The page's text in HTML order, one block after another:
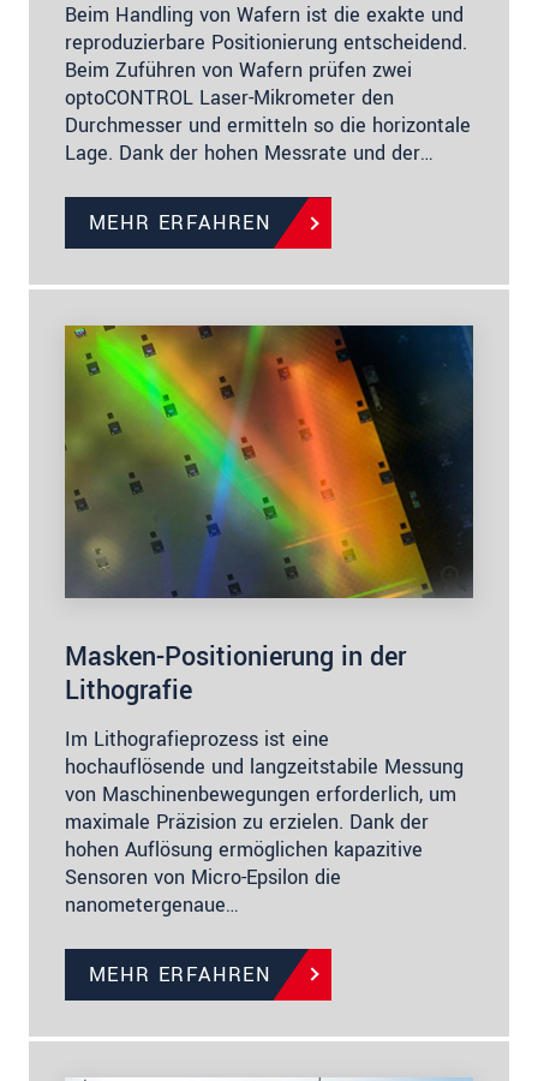
Beim Handling von Wafern ist die exakte und
reproduzierbare Positionierung entscheidend.
Beim Zuführen von Wafern prüfen zwei
optoCONTROL Laser-Mikrometer den
Durchmesser und ermitteln so die horizontale
Lage. Dank der hohen Messrate und der…
MEHR ERFAHREN
Masken-Positionierung in der
Lithografie
Im Lithografieprozess ist eine
hochauflösende und langzeitstabile Messung
von Maschinenbewegungen erforderlich, um
maximale Präzision zu erzielen. Dank der
hohen Auflösung ermöglichen kapazitive
Sensoren von Micro-Epsilon die
nanometergenaue…
MEHR ERFAHREN